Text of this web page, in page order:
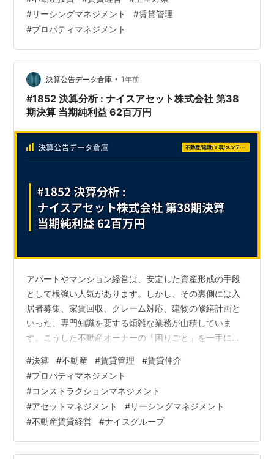
す。 そしてその理由は、表面からは見えない——私は、
それを知っています。 ブレインフォグと向き合いなが
ら、仮眠をはさみ、炎天下の街を巡る。 長期空室の鍵を
回し、重い扉を開けた瞬間、私の目と鼻に飛び込んでく
るのは、容赦ない現実でした。 まず、現状回復工事すら
行われていない部屋があまりにも多…
#リーシングマネジメント #賃貸管理
#プロパティマネジメント
決算公告データ倉庫 • 1年前
#1852 決算分析 : ナイスアセット株式会社 第38
期決算 当期純利益 62百万円
アパートやマンション経営は、安定した資産形成の手段
として根強い人気があります。しかし、その裏側には入
居者募集、家賃回収、クレーム対応、建物の修繕計画と
いった、専門知識を要する煩雑な業務が山積していま
す。こうした不動産オーナーの「困りごと」を一手に引
メント」の専門家です。今回は、東証スタンダード上場
のナイスグループの一員として、横浜・川崎エリアを地
盤に約7,800戸の賃貸物件を管理する「ナイスアセット株
式会社」の決算公告を深く読み解きます。地域に寄り添
うプロ集団の堅実な経営と、不動産管理ビジネスのリア
ルに、財務データから迫ります。 今回は、「信頼…
#決算 #不動産 #賃貸管理 #賃貸仲介
#プロパティマネジメント
#コンストラクションマネジメント
#アセットマネジメント #リーシングマネジメント
#不動産賃貸経営 #ナイスグループ